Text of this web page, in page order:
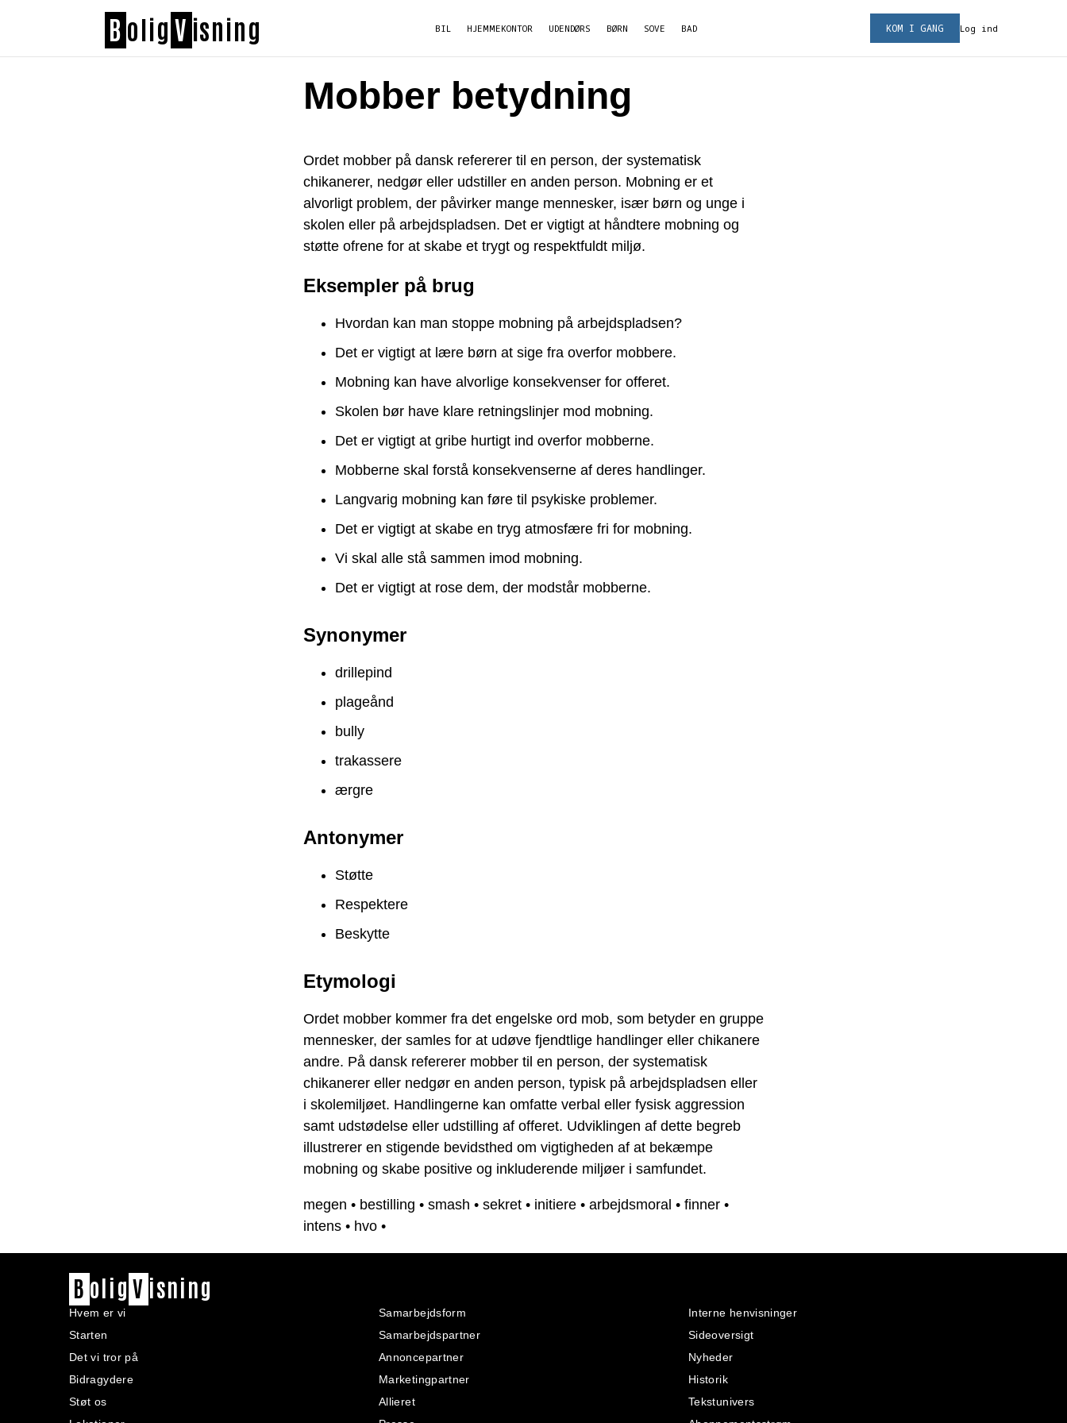
B olig V isning BIL HJEMMEKONTOR UDENDØRS BØRN SOVE BAD Log ind
KOM I GANG
Mobber betydning
Ordet mobber på dansk refererer til en person, der systematisk
chikanerer, nedgør eller udstiller en anden person. Mobning er et
alvorligt problem, der påvirker mange mennesker, især børn og unge i
skolen eller på arbejdspladsen. Det er vigtigt at håndtere mobning og
støtte ofrene for at skabe et trygt og respektfuldt miljø.
Eksempler på brug
Hvordan kan man stoppe mobning på arbejdspladsen?
Det er vigtigt at lære børn at sige fra overfor mobbere.
Mobning kan have alvorlige konsekvenser for offeret.
Skolen bør have klare retningslinjer mod mobning.
Det er vigtigt at gribe hurtigt ind overfor mobberne.
Mobberne skal forstå konsekvenserne af deres handlinger.
Langvarig mobning kan føre til psykiske problemer.
Det er vigtigt at skabe en tryg atmosfære fri for mobning.
Vi skal alle stå sammen imod mobning.
Det er vigtigt at rose dem, der modstår mobberne.
Synonymer
drillepind
plageånd
bully
trakassere
ærgre
Antonymer
Støtte
Respektere
Beskytte
Etymologi
Ordet mobber kommer fra det engelske ord mob, som betyder en gruppe
mennesker, der samles for at udøve fjendtlige handlinger eller chikanere
andre. På dansk refererer mobber til en person, der systematisk
chikanerer eller nedgør en anden person, typisk på arbejdspladsen eller
i skolemiljøet. Handlingerne kan omfatte verbal eller fysisk aggression
samt udstødelse eller udstilling af offeret. Udviklingen af ​​dette begreb
illustrerer en stigende bevidsthed om vigtigheden af at bekæmpe
mobning og skabe positive og inkluderende miljøer i samfundet.
megen • bestilling • smash • sekret • initiere • arbejdsmoral • finner •
intens • hvo •
B olig V isning
Hvem er vi
Starten
Det vi tror på
Bidragydere
Støt os
Samarbejdsform
Samarbejdspartner
Annoncepartner
Marketingpartner
Allieret
Interne henvisninger
Sideoversigt
Nyheder
Historik
Tekstunivers